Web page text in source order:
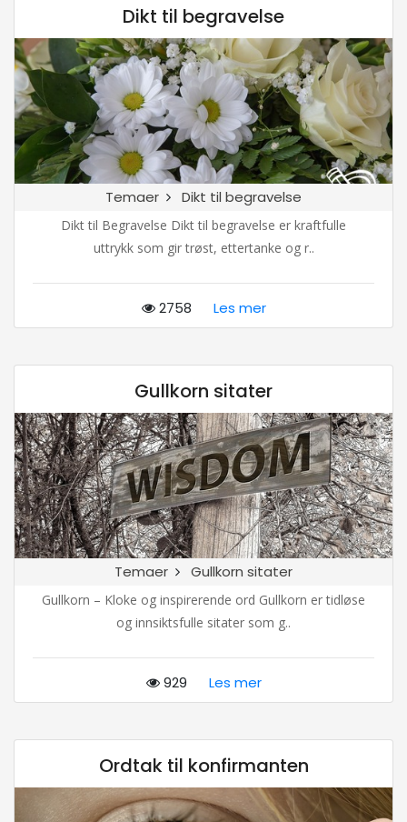
Dikt til begravelse
Temaer Dikt til begravelse
Dikt til Begravelse Dikt til begravelse er kraftfulle
uttrykk som gir trøst, ettertanke og r..
2758 Les mer
Gullkorn sitater
Temaer Gullkorn sitater
Gullkorn – Kloke og inspirerende ord Gullkorn er tidløse
og innsiktsfulle sitater som g..
929 Les mer
Ordtak til konfirmanten